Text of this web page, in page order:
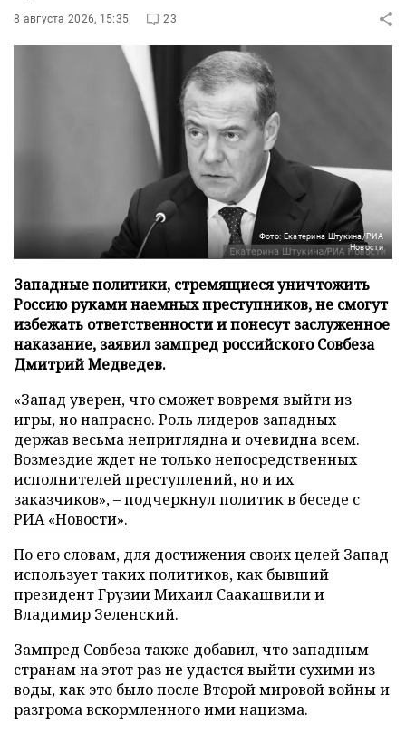
8 августа 2026, 15:35 23
Фото: Екатерина Штукина/РИА
Новости
Западные политики, стремящиеся уничтожить
Россию руками наемных преступников, не смогут
избежать ответственности и понесут заслуженное
наказание, заявил зампред российского Совбеза
Дмитрий Медведев.
«Запад уверен, что сможет вовремя выйти из
игры, но напрасно. Роль лидеров западных
держав весьма неприглядна и очевидна всем.
Возмездие ждет не только непосредственных
исполнителей преступлений, но и их
заказчиков», – подчеркнул политик в беседе с
РИА «Новости».
По его словам, для достижения своих целей Запад
использует таких политиков, как бывший
президент Грузии Михаил Саакашвили и
Владимир Зеленский.
Зампред Совбеза также добавил, что западным
странам на этот раз не удастся выйти сухими из
воды, как это было после Второй мировой войны и
разгрома вскормленного ими нацизма.